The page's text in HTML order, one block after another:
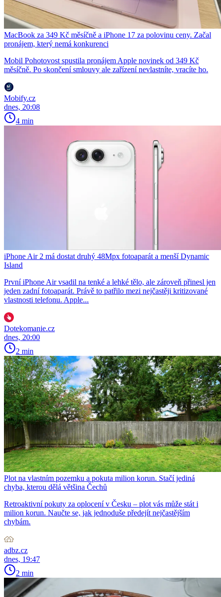
MacBook za 349 Kč měsíčně a iPhone 17 za polovinu ceny. Začal
pronájem, který nemá konkurenci
Mobil Pohotovost spustila pronájem Apple novinek od 349 Kč
měsíčně. Po skončení smlouvy ale zařízení nevlastníte, vracíte ho.
Mobify.cz
dnes, 20:08
4 min
iPhone Air 2 má dostat druhý 48Mpx fotoaparát a menší Dynamic
Island
První iPhone Air vsadil na tenké a lehké tělo, ale zároveň přinesl jen
jeden zadní fotoaparát. Právě to patřilo mezi nejčastěji kritizované
vlastnosti telefonu. Apple...
Dotekomanie.cz
dnes, 20:00
2 min
Plot na vlastním pozemku a pokuta milion korun. Stačí jediná
chyba, kterou dělá většina Čechů
Retroaktivní pokuty za oplocení v Česku – plot vás může stát i
milion korun. Naučte se, jak jednoduše předejít nejčastějším
chybám.
adbz.cz
dnes, 19:47
2 min